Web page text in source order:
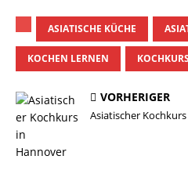
ASIATISCHE KÜCHE
KOCHEN LERNEN
VORHERIGER
Asiatischer